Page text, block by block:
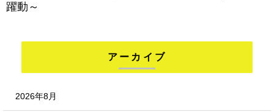
躍動～
アーカイブ
2026年8月